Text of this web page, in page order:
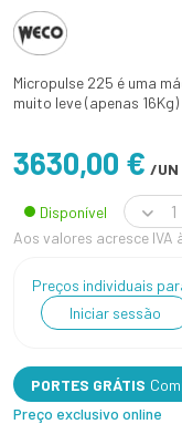
Micropulse 225 é uma
muito leve (apenas
3630,00 € /UN
Disponível
Aos valores acresce IVA
Preços individuais
Iniciar sessão
PORTES GRÁTIS
Preço exclusivo online